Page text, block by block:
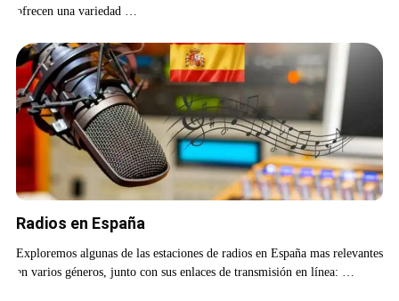
ofrecen una variedad …
Radios en España
Exploremos algunas de las estaciones de radios en España mas relevantes
en varios géneros, junto con sus enlaces de transmisión en línea: …